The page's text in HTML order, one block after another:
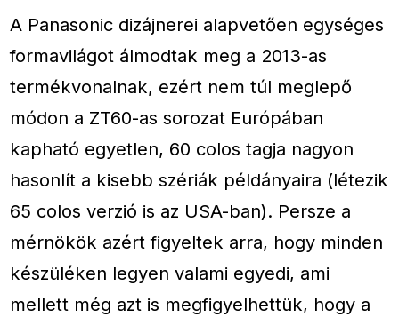
A Panasonic dizájnerei alapvetően egységes
formavilágot álmodtak meg a 2013-as
termékvonalnak, ezért nem túl meglepő
módon a ZT60-as sorozat Európában
kapható egyetlen, 60 colos tagja nagyon
hasonlít a kisebb szériák példányaira (létezik
65 colos verzió is az USA-ban). Persze a
mérnökök azért figyeltek arra, hogy minden
készüléken legyen valami egyedi, ami
mellett még azt is megfigyelhettük, hogy a